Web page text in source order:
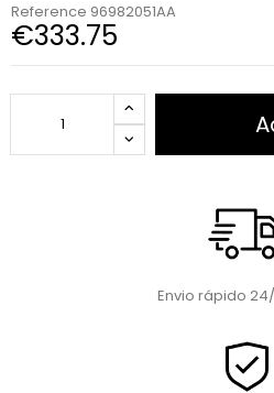
Reference 96982051AA
€333.75
Envio rápido